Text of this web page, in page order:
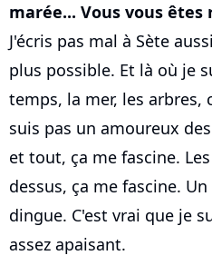
marée... Vous vous êtes
J'écris pas mal à Sète
plus possible. Et là où je
temps, la mer, les arbres,
suis pas un amoureux
et tout, ça me fascine.
dessus, ça me fascine.
dingue. C'est vrai que je
assez apaisant.